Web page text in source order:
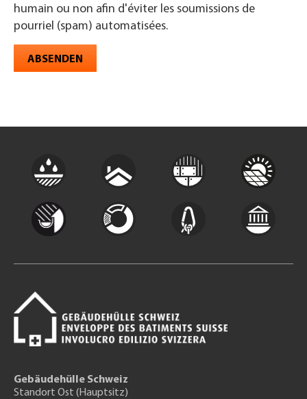
humain ou non afin d'éviter les soumissions de
pourriel (spam) automatisées.
ABSENDEN
Gebäudehülle Schweiz
Standort Ost (Hauptsitz)